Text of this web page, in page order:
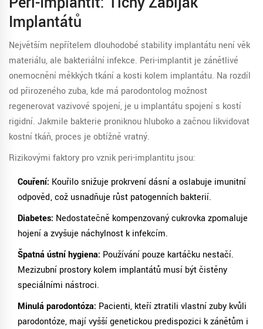
Implantátů
Největším nepřítelem dlouhodobé stability implantátu není věk
materiálu, ale bakteriální infekce. Peri-implantit je zánětlivé
onemocnění měkkých tkání a kosti kolem implantátu. Na rozdíl
od přirozeného zuba, kde má parodontolog možnost
regenerovat vazivové spojení, je u implantátu spojení s kostí
rigidní. Jakmile bakterie proniknou hluboko a začnou likvidovat
kostní tkáň, proces je obtížně vratný.
Rizikovými faktory pro vznik peri-implantitu jsou:
Couření: Kouřilo snižuje prokrvení dásní a oslabuje imunitní
odpověď, což usnadňuje růst patogenních bakterií.
Diabetes: Nedostatečně kompenzovaný cukrovka zpomaluje
hojení a zvyšuje náchylnost k infekcím.
Špatná ústní hygiena: Používání pouze kartáčku nestačí.
Mezizubní prostory kolem implantátů musí být čistěny
speciálními nástroci.
Minulá parodontóza: Pacienti, kteří ztratili vlastní zuby kvůli
parodontóze, mají vyšší genetickou predispozici k zánětům i